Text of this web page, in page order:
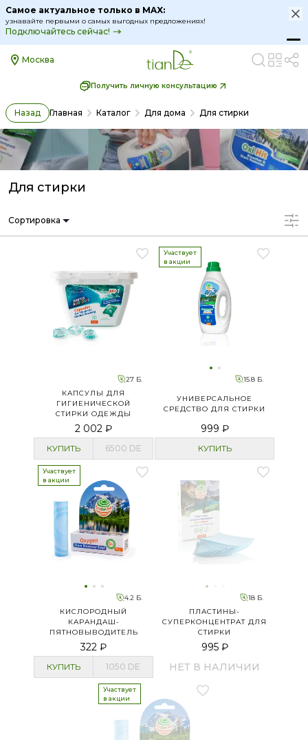
Самое актуальное только в MAX:
узнавайте первыми о самых выгодных предложениях!
Подключайтесь сейчас!
Москва
Получить личную консультацию
Назад Главная Каталог Для дома Для стирки
Для стирки
Сортировка
27 Б.
КАПСУЛЫ ДЛЯ
ГИГИЕНИЧЕСКОЙ
СТИРКИ ОДЕЖДЫ
2 002 ₽
КУПИТЬ 6500 DE
Участвует
в акции
15.8 Б.
УНИВЕРСАЛЬНОЕ
СРЕДСТВО ДЛЯ СТИРКИ
999 ₽
КУПИТЬ
Участвует
в акции
4.2 Б.
КИСЛОРОДНЫЙ
КАРАНДАШ-
ПЯТНОВЫВОДИТЕЛЬ
322 ₽
КУПИТЬ 1050 DE
18 Б.
ПЛАСТИНЫ-
СУПЕРКОНЦЕНТРАТ ДЛЯ
СТИРКИ
995 ₽
НЕТ В НАЛИЧИИ
Участвует
в акции